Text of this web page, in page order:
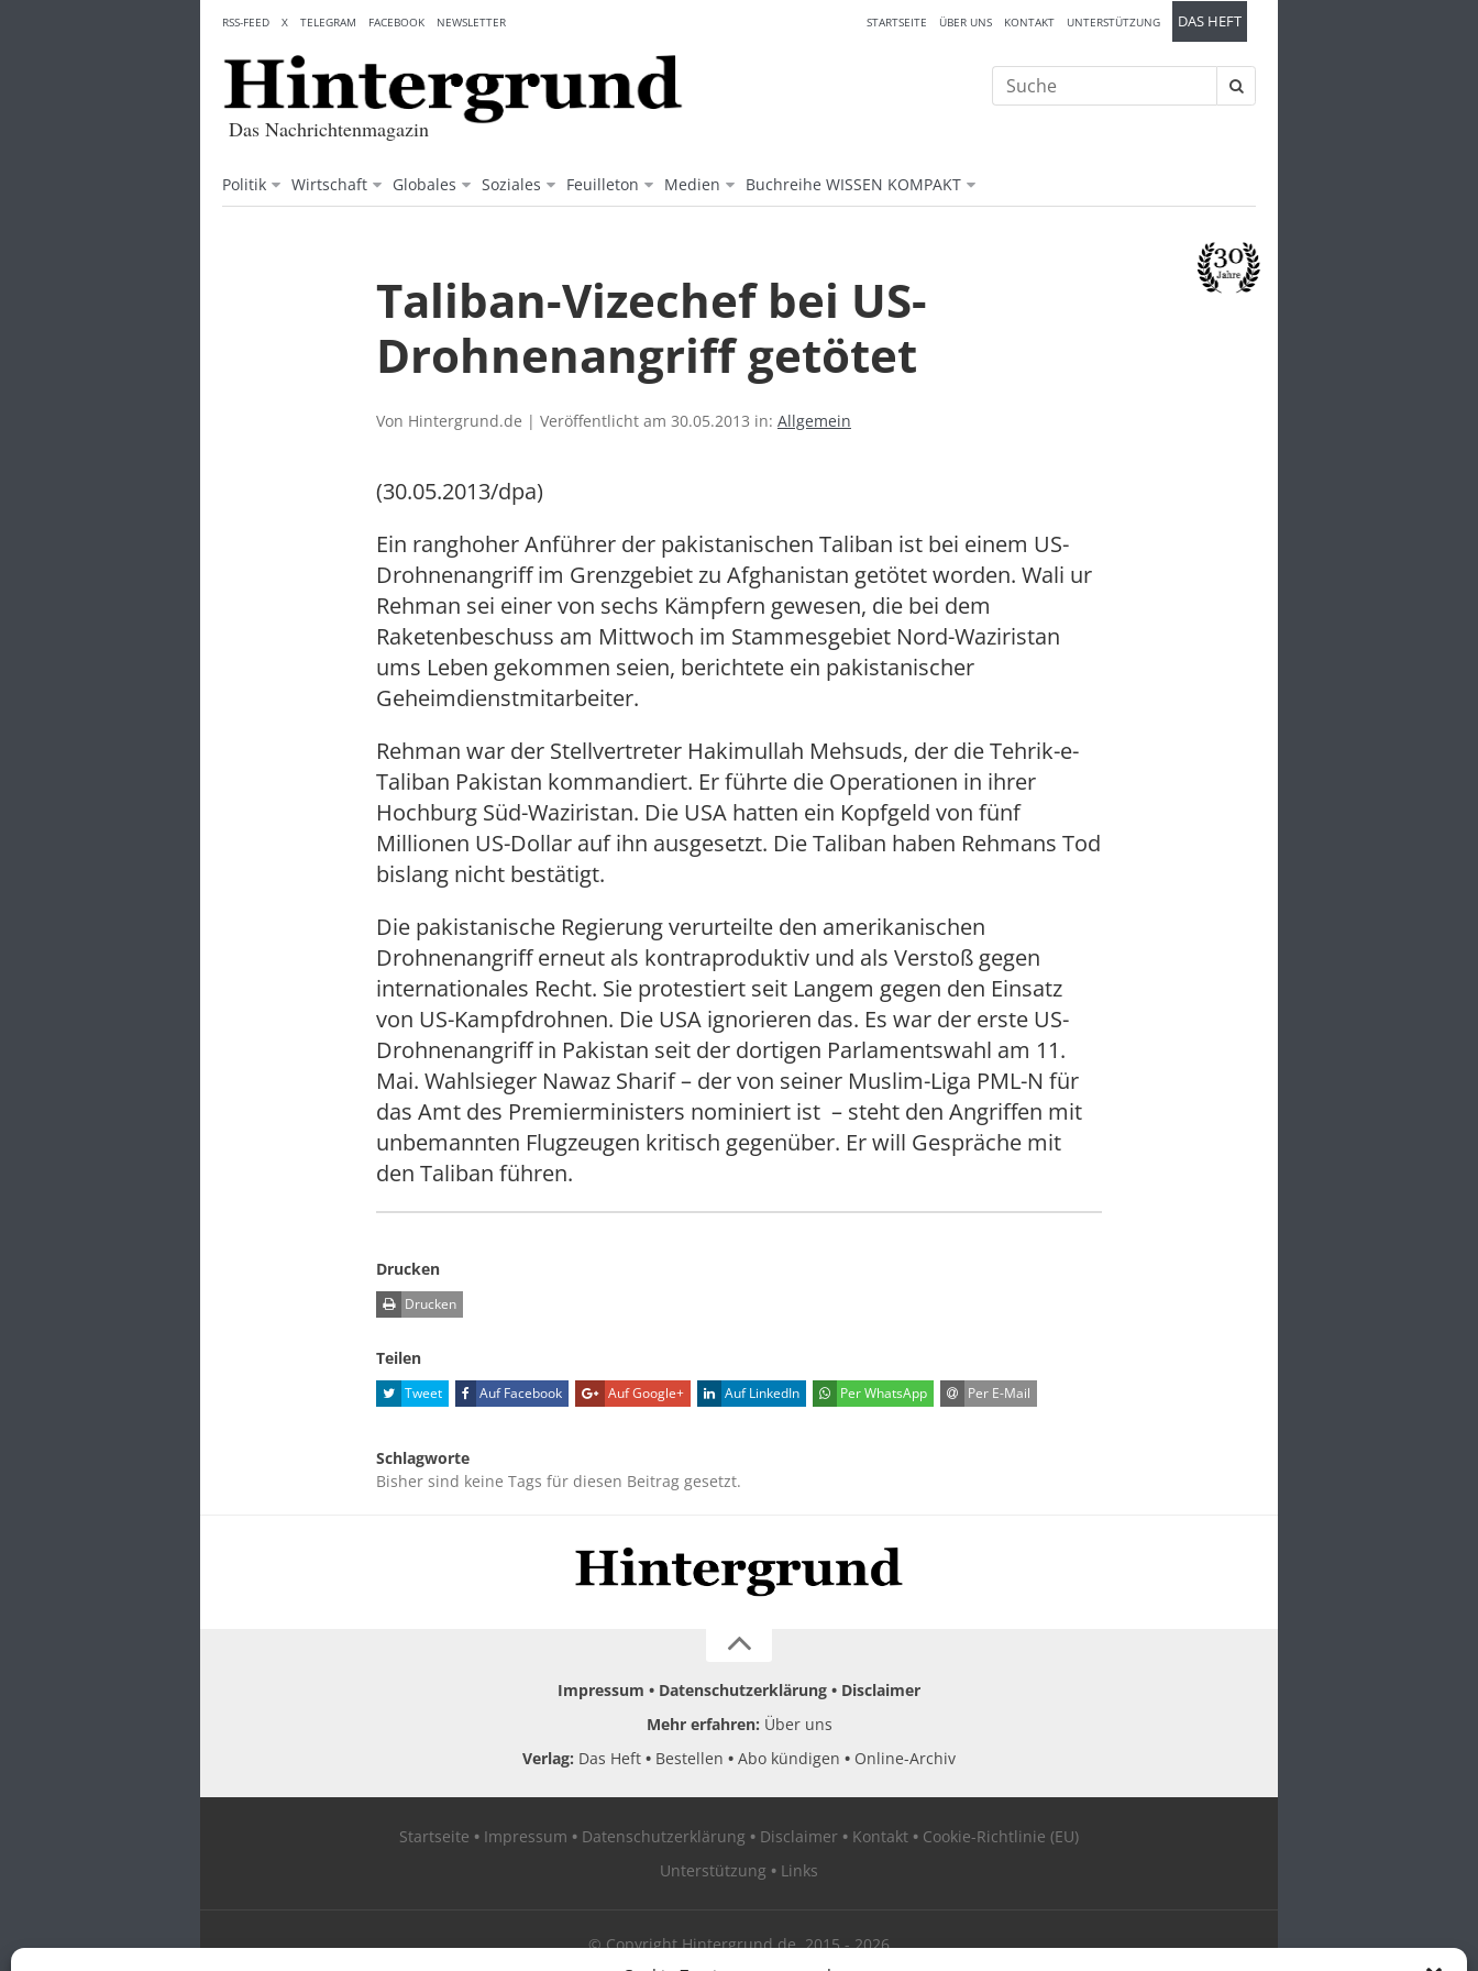
content
Das Nachrichtenmagazin
Politik Wirtschaft Globales Soziales Feuilleton Medien Buchreihe WISSEN KOMPAKT
STARTSEITE ÜBER UNS KONTAKT UNTERSTÜTZUNG DAS HEFT
RSS-FEED X TELEGRAM FACEBOOK NEWSLETTER
Suche
nach:
Taliban-Vizechef bei US-
Drohnenangriff getötet
Von Hintergrund.de | Veröffentlicht am 30.05.2013 in: Allgemein
(30.05.2013/dpa)
Ein ranghoher Anführer der pakistanischen Taliban ist bei einem US-
Drohnenangriff im Grenzgebiet zu Afghanistan getötet worden. Wali ur
Rehman sei einer von sechs Kämpfern gewesen, die bei dem
Raketenbeschuss am Mittwoch im Stammesgebiet Nord-Waziristan
ums Leben gekommen seien, berichtete ein pakistanischer
Geheimdienstmitarbeiter.
Rehman war der Stellvertreter Hakimullah Mehsuds, der die Tehrik-e-
Taliban Pakistan kommandiert. Er führte die Operationen in ihrer
Hochburg Süd-Waziristan. Die USA hatten ein Kopfgeld von fünf
Millionen US-Dollar auf ihn ausgesetzt. Die Taliban haben Rehmans Tod
bislang nicht bestätigt.
Die pakistanische Regierung verurteilte den amerikanischen
Drohnenangriff erneut als kontraproduktiv und als Verstoß gegen
internationales Recht. Sie protestiert seit Langem gegen den Einsatz
von US-Kampfdrohnen. Die USA ignorieren das. Es war der erste US-
Drohnenangriff in Pakistan seit der dortigen Parlamentswahl am 11.
Mai. Wahlsieger Nawaz Sharif – der von seiner Muslim-Liga PML-N für
das Amt des Premierministers nominiert ist – steht den Angriffen mit
unbemannten Flugzeugen kritisch gegenüber. Er will Gespräche mit
den Taliban führen.
Drucken
Drucken
Teilen
Tweet Auf Facebook Auf Google+ Auf LinkedIn Per WhatsApp Per E-Mail
Schlagworte
Bisher sind keine Tags für diesen Beitrag gesetzt.
Impressum Datenschutzerklärung
Disclaimer
Mehr erfahren: Über uns
Verlag: Das Heft Bestellen Abo kündigen Online-Archiv
Startseite Impressum Datenschutzerklärung Disclaimer Kontakt
Cookie-Richtlinie (EU)
Unterstützung
Links
© Copyright Hintergrund.de, 2015 - 2026